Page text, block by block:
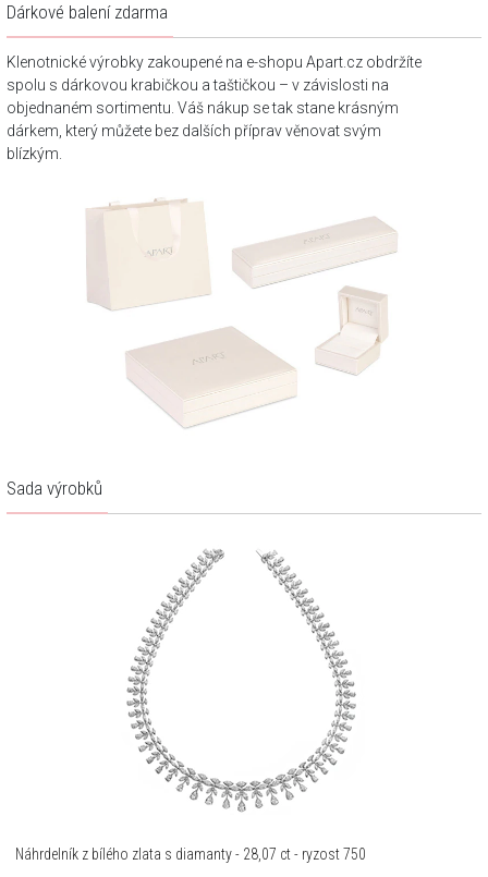
Dárkové balení zdarma
Klenotnické výrobky zakoupené na e-shopu Apart.cz obdržíte
spolu s dárkovou krabičkou a taštičkou – v závislosti na
objednaném sortimentu. Váš nákup se tak stane krásným
dárkem, který můžete bez dalších příprav věnovat svým
blízkým.
Sada výrobků
Náhrdelník z bílého zlata s diamanty - 28,07 ct - ryzost 750